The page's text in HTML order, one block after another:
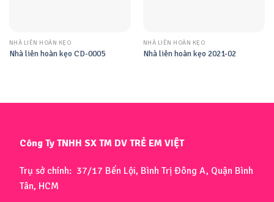
NHÀ LIÊN HOÀN KẸO
Nhà liên hoàn kẹo CD-0005
NHÀ LIÊN HOÀN KẸO
Nhà liên hoàn kẹo 2021-02
Công Ty TNHH SX TM DV TRẺ EM VIỆT
Trụ sở chính: 37/17 Bến Lội, Bình Trị Đông A, Quận Bình
Tân, HCM